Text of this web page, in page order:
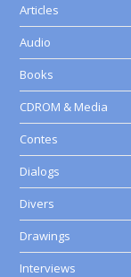
Articles
Audio
Books
CDROM & Media
Contes
Dialogs
Divers
Drawings
Interviews